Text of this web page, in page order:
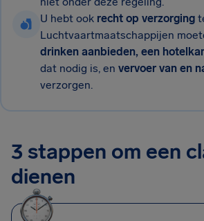
U hebt ook recht op verzorging
Luchtvaartmaatschappijen
drinken aanbieden, een
dat nodig is, en vervoer van en
verzorgen.
3 stappen om een
dienen